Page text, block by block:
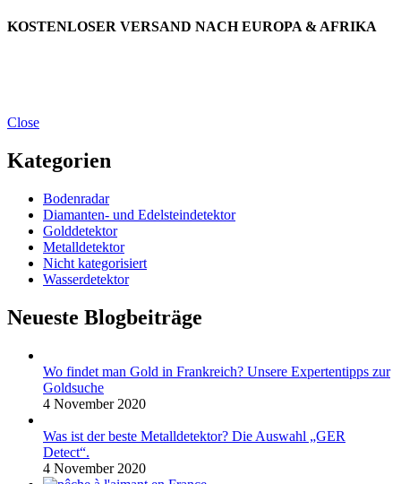
KOSTENLOSER VERSAND NACH EUROPA & AFRIKA
Close
Kategorien
Bodenradar
Diamanten- und Edelsteindetektor
Golddetektor
Metalldetektor
Nicht kategorisiert
Wasserdetektor
Neueste Blogbeiträge
Wo findet man Gold in Frankreich? Unsere Expertentipps zur
Goldsuche
4 November 2020
Was ist der beste Metalldetektor? Die Auswahl „GER
Detect“.
4 November 2020